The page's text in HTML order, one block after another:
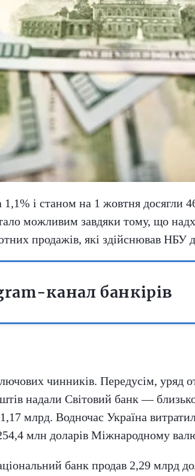
і станом на 1 жовтня досягли
можливим завдяки тому, що
продажів, які здійснював НБУ
канал банкірів
чинників. Передусім, уряд
надали Світовий банк —
млрд. Водночас Україна
млн доларів Міжнародному
банк продав 2,29 млрд